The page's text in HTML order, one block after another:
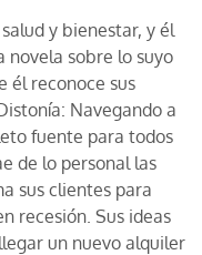
y bienestar, y él
novela sobre lo suyo
él reconoce sus
Navegando a
fuente para todos
de lo personal las
sus clientes para
recesión. Sus ideas
un nuevo alquiler